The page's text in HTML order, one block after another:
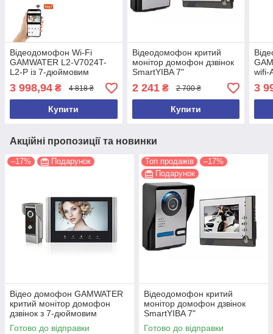
Відеодомофон Wi-Fi
GAMWATER L2-V7024T-
L2-P із 7-дюймовим
екраном
3 998,94 ₴ 4 818 ₴
Купити
Відеодомофон критий
монітор домофон дзвінок
SmartYIBA 7"
2 241₴ 2 700 ₴
Купити
wifi-
3
Акційні пропозиції та новинки
–17% Подарунок
Відео домофон GAMWATER
критий монітор домофон
дзвінок з 7-дюймовим
екраном (в чорному кольорі)
Готово до відправки
Топ продажів
–17%
Подарунок
Відеодомофон критий
монітор домофон дзвінок
SmartYIBA 7"
Готово до відправки